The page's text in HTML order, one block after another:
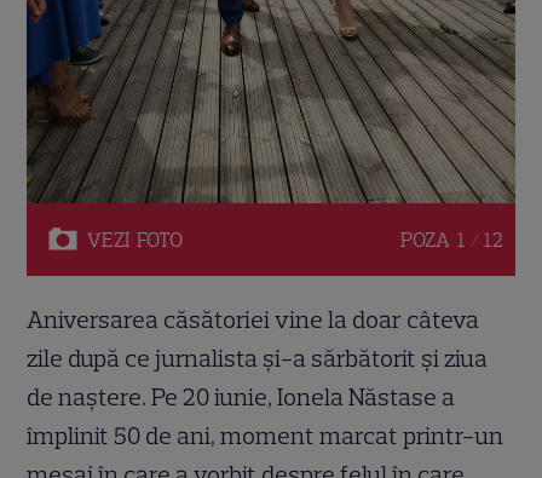
VEZI FOTO POZA 1 / 12
Aniversarea căsătoriei vine la doar câteva
zile după ce jurnalista și-a sărbătorit și ziua
de naștere. Pe 20 iunie, Ionela Năstase a
împlinit 50 de ani, moment marcat printr-un